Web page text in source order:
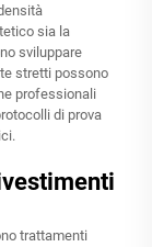
sia la
sviluppare
stretti possono
professionali
di prova
trattamenti